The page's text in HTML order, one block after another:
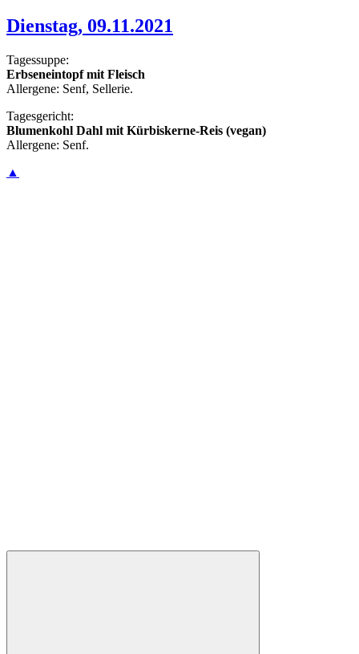
Dienstag, 09.11.2021
Tagessuppe:
Erbseneintopf mit Fleisch
Allergene: Senf, Sellerie.
Tagesgericht:
Blumenkohl Dahl mit Kürbiskerne-Reis (vegan)
Allergene: Senf.
▲